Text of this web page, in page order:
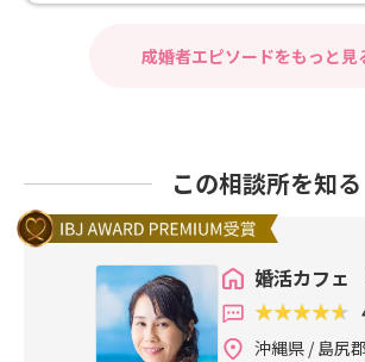
成婚者エピソードをもっと見
この相談所を知る
婚活カフェ
沖縄県 / 島尻